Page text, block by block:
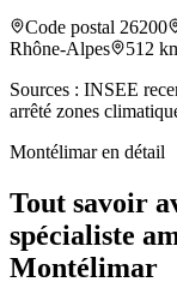
Code postal 26200
Rhône-Alpes
512
Sources : INSEE
arrêté zones
Montélimaren détail
Tout savoir
spécialiste
Montélimar